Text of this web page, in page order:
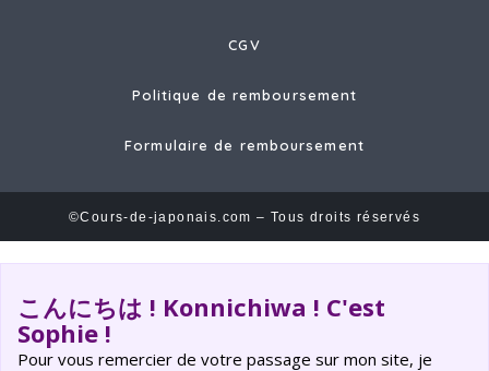
CGV
Politique de remboursement
Formulaire de remboursement
©Cours-de-japonais.com – Tous droits réservés
こんにちは ! Konnichiwa ! C'est
Sophie !
Pour vous remercier de votre passage sur mon site, je